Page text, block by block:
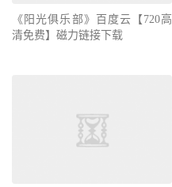
《阳光俱乐部》百度云【720高
清免费】磁力链接下载